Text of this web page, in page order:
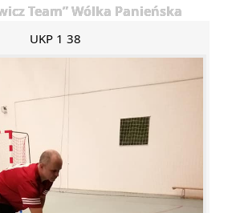
Team” Wólka Panieńska
UKP 1 38